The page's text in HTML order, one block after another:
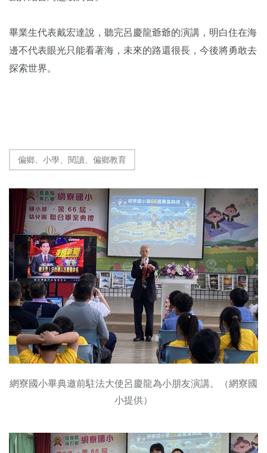
畢業生代表戴宏達說，聽完呂慶龍爺爺的演講，明白住在海
邊不代表眼光只能看著海，未來的路還很長，今後將勇敢去
探索世界。
偏鄉、小學、閱讀、偏鄉教育
網寮國小畢典邀前駐法大使呂慶龍為小朋友演講。（網寮國
小提供）